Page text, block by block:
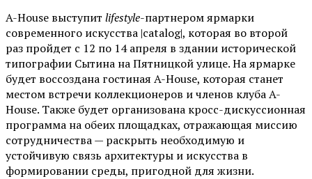
A-House выступит lifestyle-партнером ярмарки
современного искусства |catalog|, которая во второй
раз пройдет с 12 по 14 апреля в здании исторической
типографии Сытина на Пятницкой улице. На ярмарке
будет воссоздана гостиная A-House, которая станет
местом встречи коллекционеров и членов клуба A-
House. Также будет организована кросс-дискуссионная
программа на обеих площадках, отражающая миссию
сотрудничества — раскрыть необходимую и
устойчивую связь архитектуры и искусства в
формировании среды, пригодной для жизни.